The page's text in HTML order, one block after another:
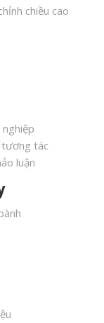
chiều cao
tương tác
luận